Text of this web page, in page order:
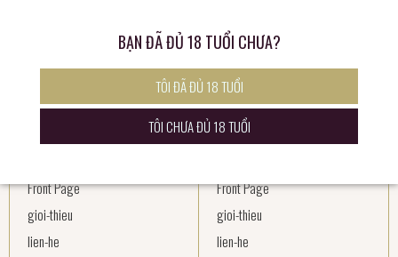
Cam kết về chất lượng sản phẩm
Cart
Front Page
gioi-thieu
lien-he
Blog
Cam kết sản phẩm
Cam kết về chất lượng sản phẩm
Cart
Chính sách đổi trả
Front Page
gioi-thieu
lien-he
BẠN ĐÃ ĐỦ 18 TUỔI CHƯA?
TÔI ĐÃ ĐỦ 18 TUỔI
TÔI CHƯA ĐỦ 18 TUỔI